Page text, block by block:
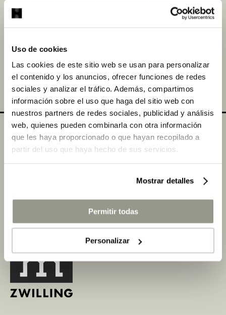
Uso de cookies
Las cookies de este sitio web se usan para personalizar
el contenido y los anuncios, ofrecer funciones de redes
sociales y analizar el tráfico. Además, compartimos
información sobre el uso que haga del sitio web con
nuestros partners de redes sociales, publicidad y análisis
web, quienes pueden combinarla con otra información
que les haya proporcionado o que hayan recopilado a
partir del uso que haya hecho de sus servicios.
Mostrar detalles
Permitir todas
Personalizar
Las revistas
Equipamiento
Hostelero Contract
empezaron a organizarlos en
lo que están celebrando su 30º aniversario.
COMPARTIR
Colaboradores